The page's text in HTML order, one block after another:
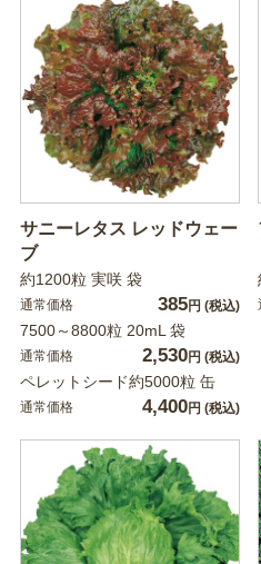
サニーレタス レッドウェー
ブ
約1200粒 実咲 袋
通常価格 385円 (税込)
7500～8800粒 20mL 袋
通常価格 2,530円 (税込)
ペレットシード約5000粒 缶
通常価格 4,400円 (税込)